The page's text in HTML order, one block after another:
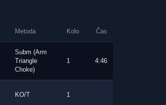
Metoda Kolo Čas
Subm (Arm
Triangle
Choke)
1 4:46
KO/T 1